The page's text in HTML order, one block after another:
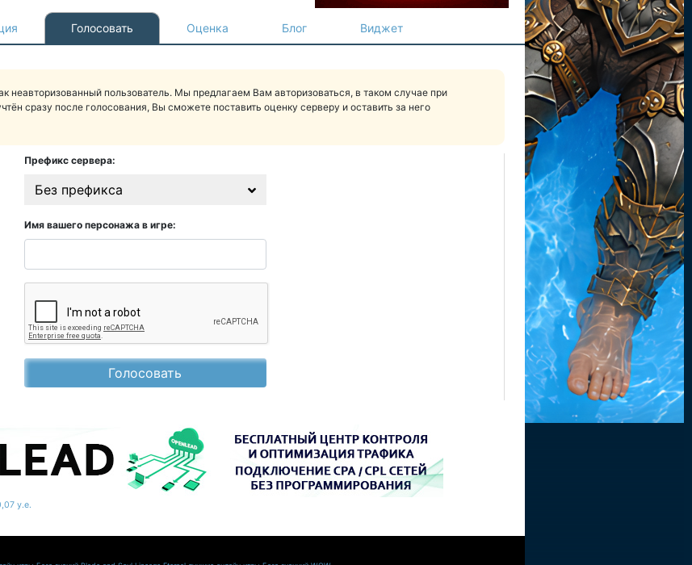
Голосовать Оценка Блог Виджет
неавторизованный пользователь. Мы предлагаем Вам авторизоваться, в таком случае при
сразу после голосования, Вы сможете поставить оценку серверу и оставить за него
Префикс сервера:
Без префикса
Имя вашего персонажа в игре:
Голосовать
у.е.